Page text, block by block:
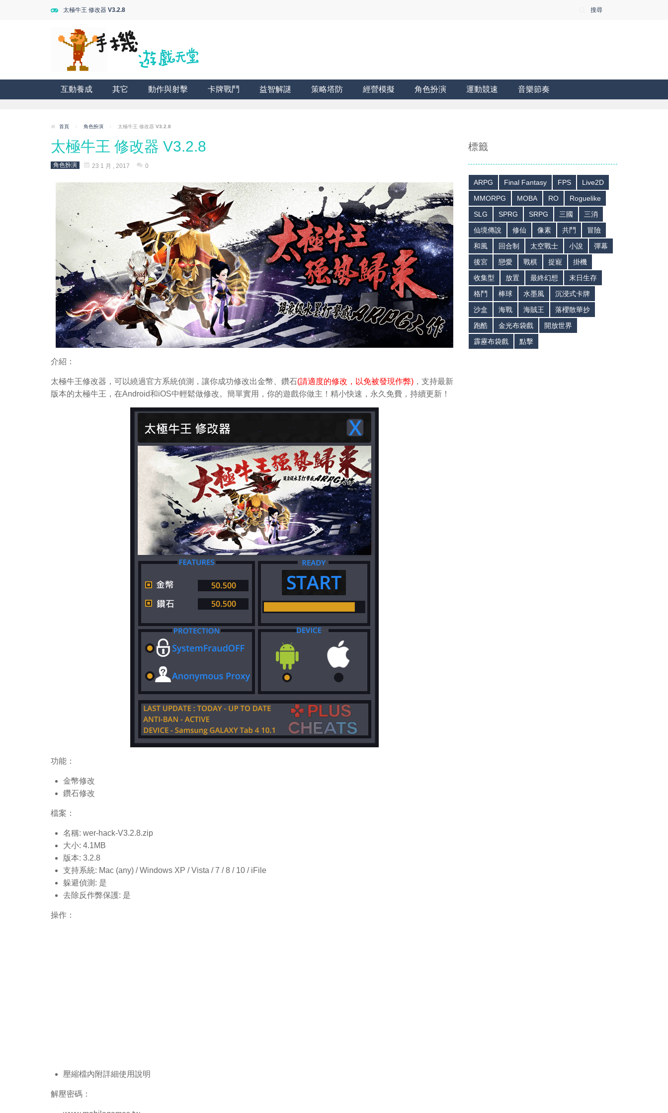
太極牛王 修改器 V3.2.8 搜尋
互動養成 其它 動作與射擊 卡牌戰鬥 益智解謎 策略塔防 經營模擬 角色扮演 運動競速 音樂節奏
首頁 / 角色扮演 / 太極牛王 修改器 V3.2.8
太極牛王 修改器 V3.2.8
角色扮演 23 1 月 , 2017 0
介紹：
太極牛王修改器，可以繞過官方系統偵測，讓你成功修改出金幣、鑽石(請適度的修改，以免被發現作弊) ，支持最新
版本的太極牛王，在Android和iOS中輕鬆做修改。簡單實用，你的遊戲你做主！精小快速，永久免費，持續更新！
功能：
金幣修改
鑽石修改
檔案：
名稱: wer-hack-V3.2.8.zip
大小: 4.1MB
版本: 3.2.8
支持系統: Mac (any) / Windows XP / Vista / 7 / 8 / 10 / iFile
躲避偵測: 是
去除反作弊保護: 是
操作：
壓縮檔內附詳細使用說明
解壓密碼：
標籤
ARPG Final Fantasy FPS
Live2D
MMORPG
MOBA RO
Roguelike
SLG
SPRG SRPG 三國
三消
仙境傳說
修仙 像素 共鬥
冒險
和風
回合制 太空戰士 小說
彈幕
後宮
戀愛 戰棋 捉寵
掛機
收集型
放置 最終幻想
末日生存
格鬥
棒球 水墨風
沉浸式卡牌
沙盒
海戰 海賊王
落櫻散華抄
跑酷
金光布袋戲
開放世界
霹靂布袋戲
點擊